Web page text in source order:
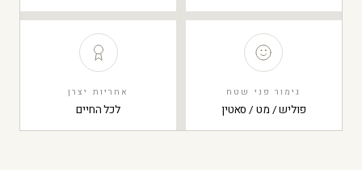
גימור פני שטח
פוליש / מט / סאטין
אחריות יצרן
לכל החיים